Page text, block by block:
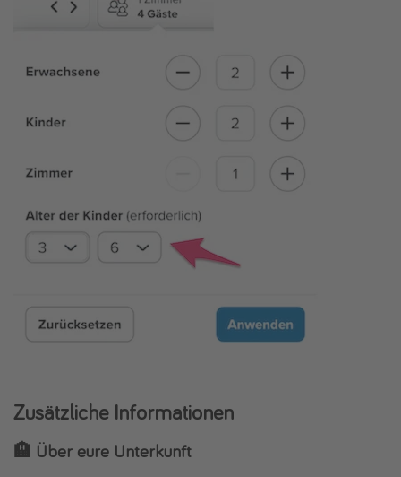
Zusätzliche Informationen
🏨 Über eure Unterkunft